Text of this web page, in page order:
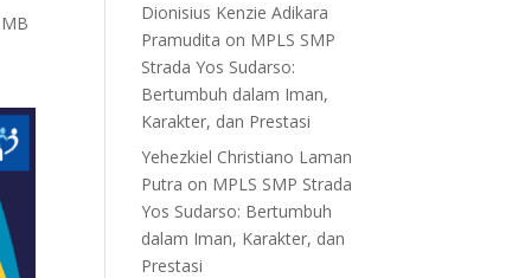
Dionisius Kenzie Adikara
Pramudita on MPLS SMP
Strada Yos Sudarso:
Bertumbuh dalam Iman,
Karakter, dan Prestasi
Yehezkiel Christiano Laman
Putra on MPLS SMP Strada
Yos Sudarso: Bertumbuh
dalam Iman, Karakter, dan
Prestasi